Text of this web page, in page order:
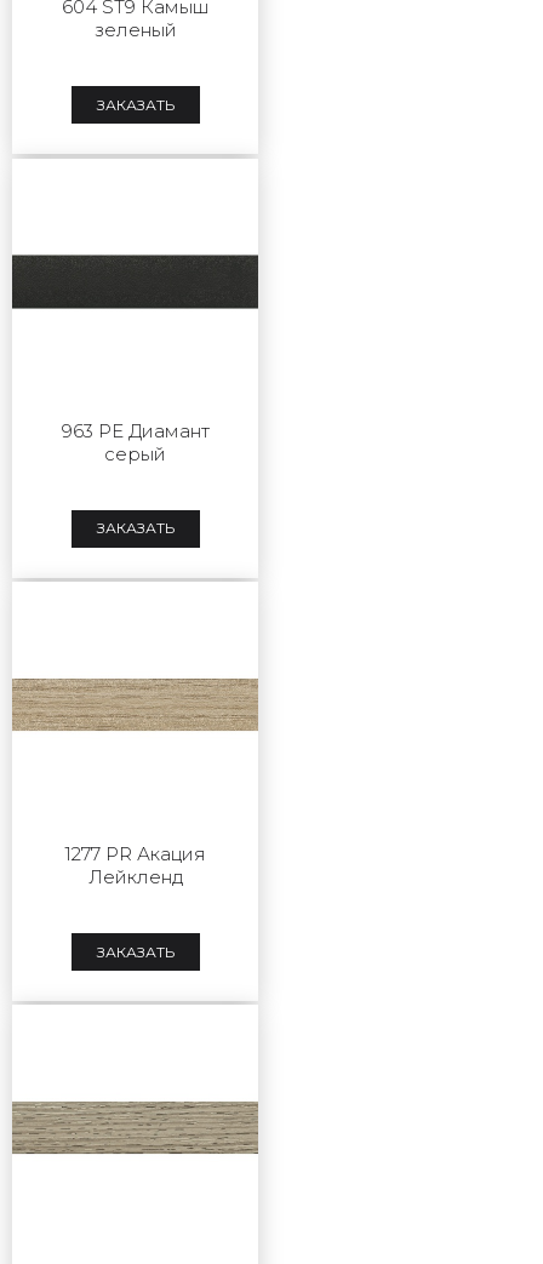
604 ST9 Камыш
зеленый
ЗАКАЗАТЬ
963 PE Диамант
серый
ЗАКАЗАТЬ
1277 PR Акация
Лейкленд
ЗАКАЗАТЬ